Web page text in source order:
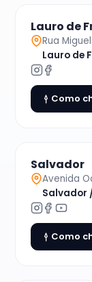
Lauro de
Rua
Lauro de
Como
Salvador
Avenida
Salvador
Como